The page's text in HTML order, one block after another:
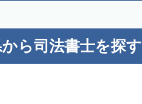
ら司法書士を探す